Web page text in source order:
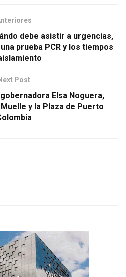
debe asistir a urgencias,
prueba PCR y los tiempos
Post
Elsa Noguera,
y la Plaza de Puerto